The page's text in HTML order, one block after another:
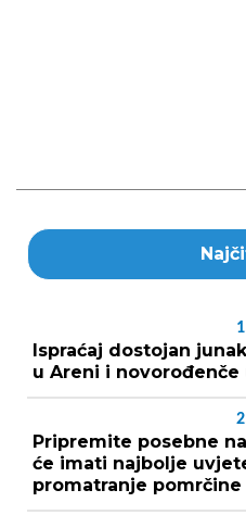
Ispraćaj dostojan
u Areni i novorođenče
Pripremite posebne
će imati najbolje
promatranje pomrčine